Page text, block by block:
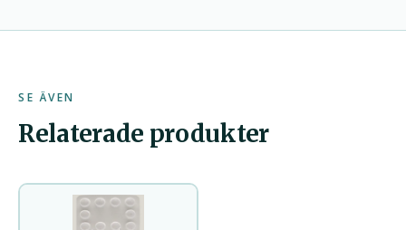
SE ÄVEN
Relaterade produkter